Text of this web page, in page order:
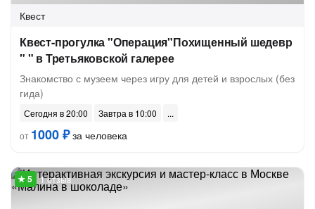
Квест
Квест-прогулка "Операция"Похищенный шедевр
" " в Третьяковской галерее
Знакомство с музеем через игру для детей и взрослых (без
гида)
Сегодня в 20:00
Завтра в 10:00
от 1000 ₽за человека
1 отзыв